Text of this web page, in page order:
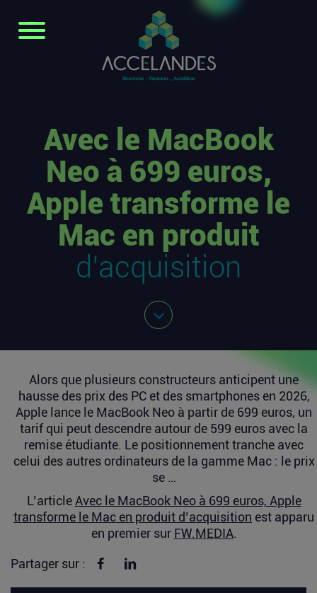
Avec le MacBook
Neo à 699 euros,
Apple transforme le
Mac en produit
d’acquisition
Alors que plusieurs constructeurs anticipent une
hausse des prix des PC et des smartphones en 2026,
Apple lance le MacBook Neo à partir de 699 euros, un
tarif qui peut descendre autour de 599 euros avec la
remise étudiante. Le positionnement tranche avec
celui des autres ordinateurs de la gamme Mac : le prix
se …
L’article Avec le MacBook Neo à 699 euros, Apple
transforme le Mac en produit d’acquisition est apparu
en premier sur FW.MEDIA.
Partager sur : Partager sur Facebook